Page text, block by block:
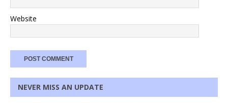
Website
NEVER MISS AN UPDATE